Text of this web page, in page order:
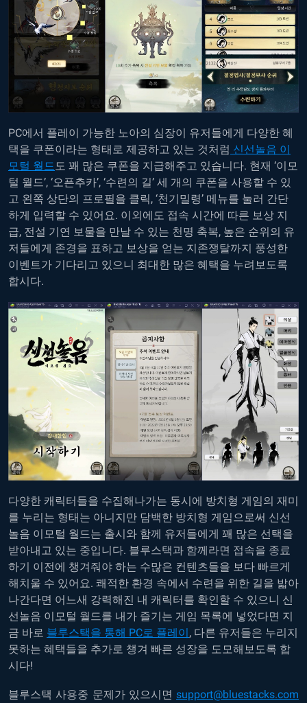
PC에서 플레이 가능한 노아의 심장이 유저들에게 다양한 혜
택을 쿠폰이라는 형태로 제공하고 있는 것처럼 신선놀음 이
모털 월드 도 꽤 많은 쿠폰을 지급해주고 있습니다. 현재 ‘이모
털 월드’, ‘오픈추카’, ‘수련의 길’ 세 개의 쿠폰을 사용할 수 있
고 왼쪽 상단의 프로필을 클릭, ‘천기밀령’ 메뉴를 눌러 간단
하게 입력할 수 있어요. 이외에도 접속 시간에 따른 보상 지
급, 전설 기연 보물을 만날 수 있는 천명 축복, 높은 순위의 유
저들에게 존경을 표하고 보상을 얻는 지존쟁탈까지 풍성한
이벤트가 기다리고 있으니 최대한 많은 혜택을 누려보도록
합시다.
다양한 캐릭터들을 수집해나가는 동시에 방치형 게임의 재미
를 누리는 형태는 아니지만 담백한 방치형 게임으로써 신선
놀음 이모털 월드는 출시와 함께 유저들에게 꽤 많은 선택을
받아내고 있는 중입니다. 블루스택과 함께라면 접속을 종료
하기 이전에 챙겨줘야 하는 수많은 컨텐츠들을 보다 빠르게
해치울 수 있어요. 쾌적한 환경 속에서 수련을 위한 길을 밟아
나간다면 어느새 강력해진 내 캐릭터를 확인할 수 있으니 신
선놀음 이모털 월드를 내가 즐기는 게임 목록에 넣었다면 지
금 바로 블루스택을 통해 PC로 플레이, 다른 유저들은 누리지
못하는 혜택들을 추가로 챙겨 빠른 성장을 도모해보도록 합
시다!
블루스택 사용중 문제가 있으시면 support@bluestacks.com